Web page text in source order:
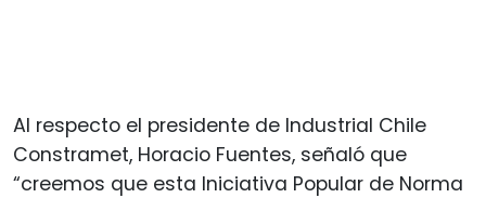
Al respecto el presidente de Industrial Chile
Constramet, Horacio Fuentes, señaló que
“creemos que esta Iniciativa Popular de Norma